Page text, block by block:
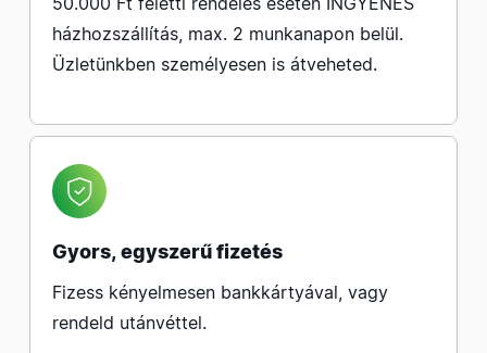
házhozszállítás, max. 2 munkanapon belül.
Üzletünkben személyesen is átveheted.
Gyors, egyszerű fizetés
Fizess kényelmesen bankkártyával, vagy
rendeld utánvéttel.